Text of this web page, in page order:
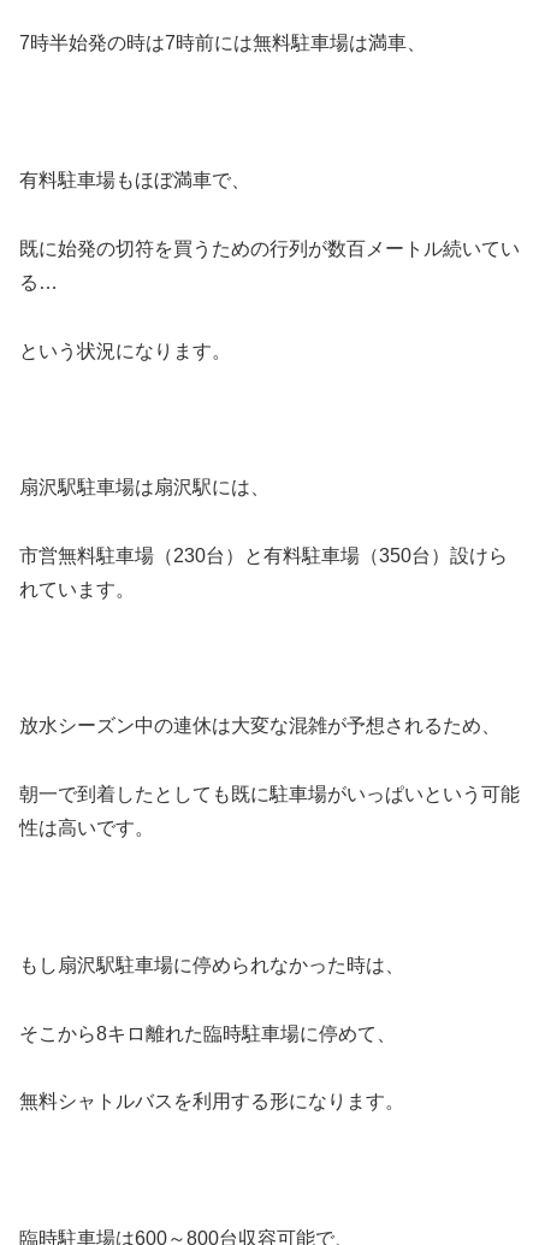
7時半始発の時は7時前には無料駐車場は満車、
有料駐車場もほぼ満車で、
既に始発の切符を買うための行列が数百メートル続いてい
る…
という状況になります。
扇沢駅駐車場は扇沢駅には、
市営無料駐車場（230台）と有料駐車場（350台）設けら
れています。
放水シーズン中の連休は大変な混雑が予想されるため、
朝一で到着したとしても既に駐車場がいっぱいという可能
性は高いです。
もし扇沢駅駐車場に停められなかった時は、
そこから8キロ離れた臨時駐車場に停めて、
無料シャトルバスを利用する形になります。
臨時駐車場は600～800台収容可能で、